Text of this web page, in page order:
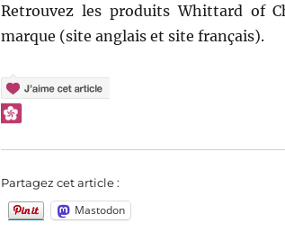
Retrouvez les produits Whittard of
marque (site anglais et site français).
Partagez cet article :
Mastodon